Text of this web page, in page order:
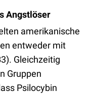
Angstlöser
amerikanische
entweder mit
Gleichzeitig
Gruppen
Psilocybin